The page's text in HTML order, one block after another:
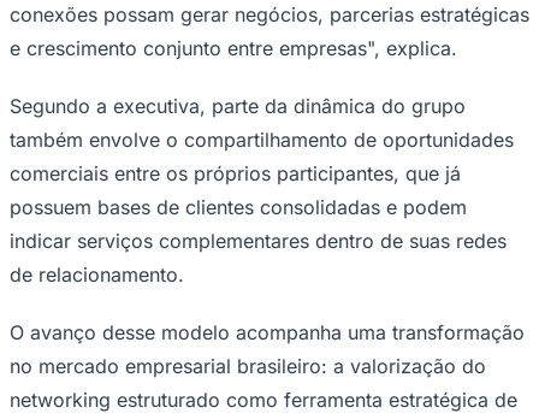
Palmeiras
conexões possam gerar negócios, parcerias estratégicas
e crescimento conjunto entre empresas", explica.
Segundo a executiva, parte da dinâmica do grupo
também envolve o compartilhamento de oportunidades
comerciais entre os próprios participantes, que já
possuem bases de clientes consolidadas e podem
indicar serviços complementares dentro de suas redes
de relacionamento.
O avanço desse modelo acompanha uma transformação
no mercado empresarial brasileiro: a valorização do
networking estruturado como ferramenta estratégica de